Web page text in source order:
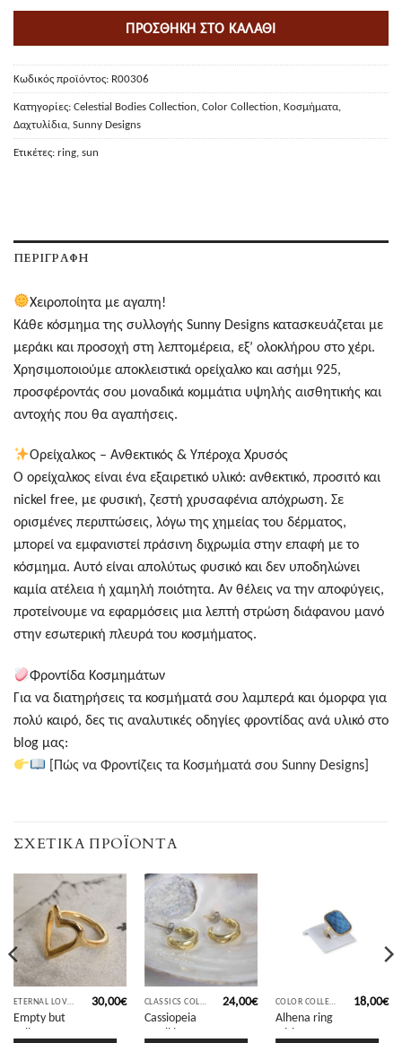
ΠΡΟΣΘΉΚΗ ΣΤΟ ΚΑΛΆΘΙ
Κωδικός προϊόντος: R00306
Κατηγορίες: Celestial Bodies Collection Color Collection Κοσμήματα
Δαχτυλίδια Sunny Designs
Ετικέτες: ring sun
ΠΕΡΙΓΡΑΦΉ
Χειροποίητα με αγαπη!
Κάθε κόσμημα της συλλογής Sunny Designs κατασκευάζεται με
μεράκι και προσοχή στη λεπτομέρεια, εξ’ ολοκλήρου στο χέρι.
Χρησιμοποιούμε αποκλειστικά ορείχαλκο και ασήμι 925,
προσφέροντάς σου μοναδικά κομμάτια υψηλής αισθητικής και
αντοχής που θα αγαπήσεις.
Ορείχαλκος – Ανθεκτικός & Υπέροχα Χρυσός
Ο ορείχαλκος είναι ένα εξαιρετικό υλικό: ανθεκτικό, προσιτό και
nickel free, με φυσική, ζεστή χρυσαφένια απόχρωση. Σε
ορισμένες περιπτώσεις, λόγω της χημείας του δέρματος,
μπορεί να εμφανιστεί πράσινη διχρωμία στην επαφή με το
κόσμημα. Αυτό είναι απολύτως φυσικό και δεν υποδηλώνει
καμία ατέλεια ή χαμηλή ποιότητα. Αν θέλεις να την αποφύγεις,
προτείνουμε να εφαρμόσεις μια λεπτή στρώση διάφανου μανό
στην εσωτερική πλευρά του κοσμήματος.
Φροντίδα Κοσμημάτων
Για να διατηρήσεις τα κοσμήματά σου λαμπερά και όμορφα για
πολύ καιρό, δες τις αναλυτικές οδηγίες φροντίδας ανά υλικό στο
blog μας:
[Πώς να Φροντίζεις τα Κοσμήματά σου Sunny Designs]
ΣΧΕΤΙΚΆ ΠΡΟΪΌΝΤΑ
ETERNAL LOVE COLLECTION
Empty but
Full Heart
30,00€ CLASSICS COLLECTION
Cassiopeia
small hoop
24,00€ COLOR COLLECTION
Alhena ring
with
18,00€